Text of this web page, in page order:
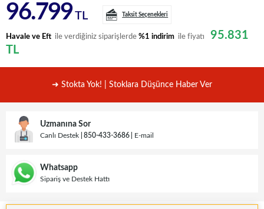
96.799 TL Taksit Seçenekleri
Havale ve Eft ile verdiğiniz siparişlerde %1 indirim ile fiyatı
95.831
TL
➜ Stokta Yok! | Stoklara Düşünce Haber Ver
Uzmanına Sor
Canlı Destek 850-433-3686 E-mail
Whatsapp
Sipariş ve Destek Hattı